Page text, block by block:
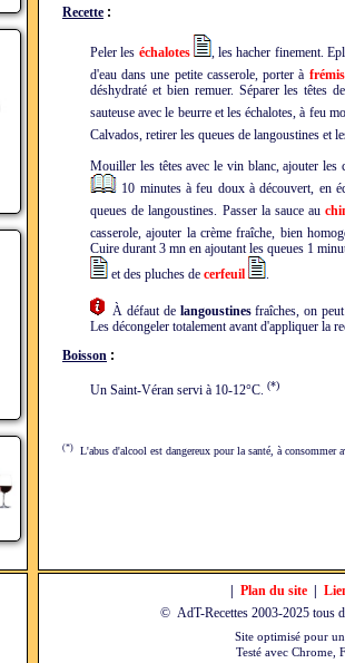
Recette :
Peler les échalotes
, les hacher finement.
d'eau dans une petite casserole, porter à
déshydraté et bien remuer. Séparer les têtes
sauteuse avec le beurre et les échalotes, à feu
Calvados, retirer les queues de langoustines et
Mouiller les têtes avec le vin blanc, ajouter les
10 minutes à feu doux à découvert, en
queues de langoustines. Passer la sauce au
casserole, ajouter la crème fraîche, bien
Cuire durant 3 mn en ajoutant les queues 1
et des pluches de cerfeuil .
À défaut de langoustinesfraîches, on peut
Les décongeler totalement avant d'appliquer la
Boisson :
Un Saint-Véran servi à 10-12°C. (*)
(*) L'abus d'alcool est dangereux pour la santé, à consommer
Plan du site
© AdT-Recettes 2003-2025 tous
Site optimisé pour
Testé avec Chrome,